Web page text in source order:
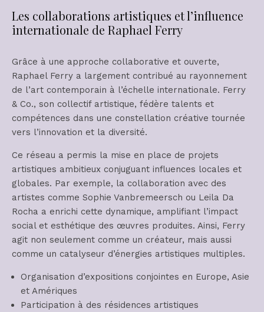
Les collaborations artistiques et l’influence
internationale de Raphael Ferry
Grâce à une approche collaborative et ouverte,
Raphael Ferry a largement contribué au rayonnement
de l’art contemporain à l’échelle internationale. Ferry
& Co., son collectif artistique, fédère talents et
compétences dans une constellation créative tournée
vers l’innovation et la diversité.
Ce réseau a permis la mise en place de projets
artistiques ambitieux conjuguant influences locales et
globales. Par exemple, la collaboration avec des
artistes comme Sophie Vanbremeersch ou Leila Da
Rocha a enrichi cette dynamique, amplifiant l’impact
social et esthétique des œuvres produites. Ainsi, Ferry
agit non seulement comme un créateur, mais aussi
comme un catalyseur d’énergies artistiques multiples.
Organisation d’expositions conjointes en Europe, Asie
et Amériques
Participation à des résidences artistiques